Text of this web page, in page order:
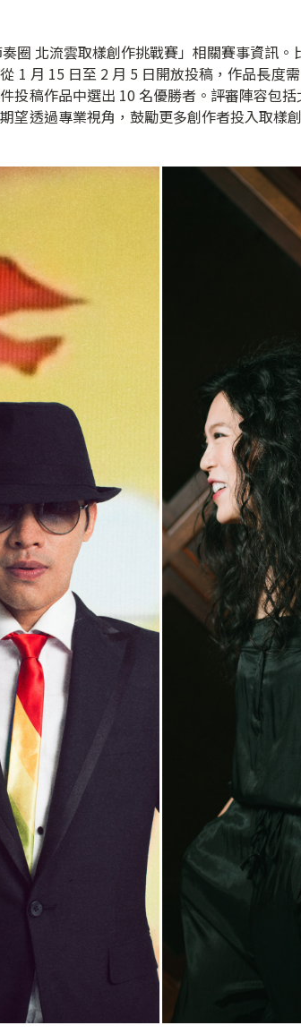
圈 北流雲取樣創作挑戰賽」相關賽事資訊。
1 月 15 日至 2 月 5 日開放投稿，作品長度
投稿作品中選出 10 名優勝者。評審陣容包
望透過專業視角，鼓勵更多創作者投入取樣